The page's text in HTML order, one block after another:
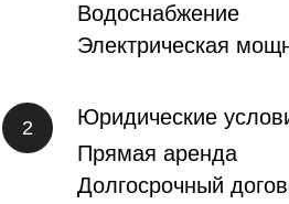
Водоснабжение
Электрическая
Юридические
Прямая аренда
Долгосрочный